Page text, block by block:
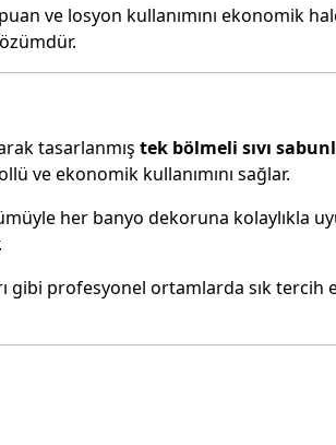
ve losyon kullanımını ekonomik
tasarlanmış tek bölmeli sıvı
ve ekonomik kullanımını sağlar.
her banyo dekoruna kolaylıkla
gibi profesyonel ortamlarda sık tercih